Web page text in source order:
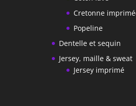
Cretonne
Popeline
Dentelle et sequin
Jersey, maille & sweat
Jersey imprimé